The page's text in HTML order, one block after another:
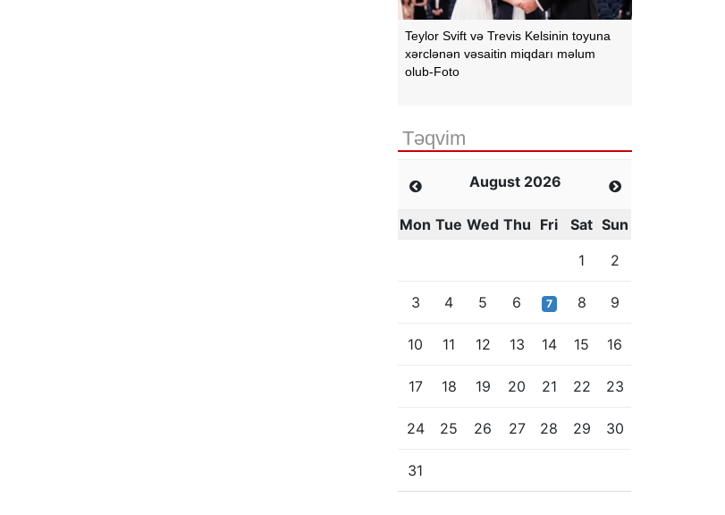
Teylor Svift və Trevis Kelsinin toyuna
xərclənən vəsaitin miqdarı məlum
olub-Foto
Təqvim
August 2026
Mon Tue Wed Thu Fri Sat Sun
1
2
3 4 5 6 7 8 9
10 11 12 13 14 15 16
17 18 19 20 21 22 23
24 25 26 27 28 29 30
31